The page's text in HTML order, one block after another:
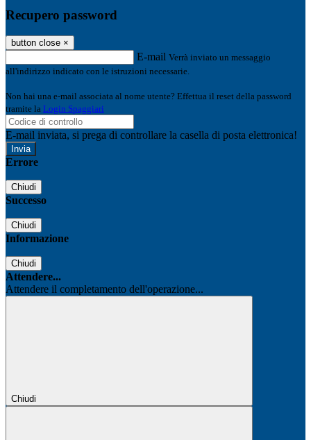
Recupero password
button close ×
E-mail Verrà inviato un messaggio
all'indirizzo indicato con le istruzioni necessarie.
Non hai una e-mail associata al nome utente? Effettua il reset della password
tramite la Login Spaggiari
E-mail inviata, si prega di controllare la casella di posta elettronica!
Errore
Chiudi
Successo
Chiudi
Informazione
Chiudi
Attendere...
Attendere il completamento dell'operazione...
Chiudi